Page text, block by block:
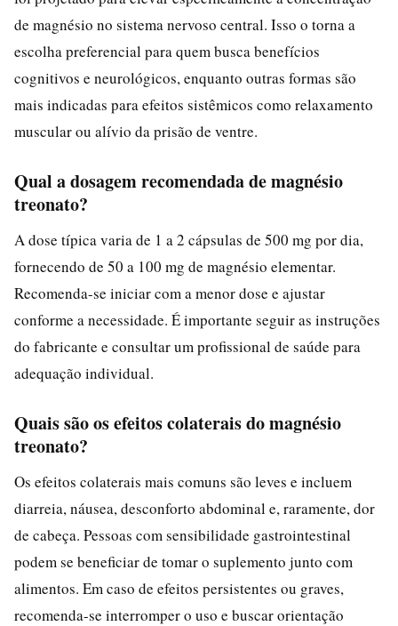
de magnésio no sistema nervoso central. Isso o torna a
escolha preferencial para quem busca benefícios
cognitivos e neurológicos, enquanto outras formas são
mais indicadas para efeitos sistêmicos como relaxamento
muscular ou alívio da prisão de ventre.
Qual a dosagem recomendada de magnésio
treonato?
A dose típica varia de 1 a 2 cápsulas de 500 mg por dia,
fornecendo de 50 a 100 mg de magnésio elementar.
Recomenda-se iniciar com a menor dose e ajustar
conforme a necessidade. É importante seguir as instruções
do fabricante e consultar um profissional de saúde para
adequação individual.
Quais são os efeitos colaterais do magnésio
treonato?
Os efeitos colaterais mais comuns são leves e incluem
diarreia, náusea, desconforto abdominal e, raramente, dor
de cabeça. Pessoas com sensibilidade gastrointestinal
podem se beneficiar de tomar o suplemento junto com
alimentos. Em caso de efeitos persistentes ou graves,
recomenda-se interromper o uso e buscar orientação